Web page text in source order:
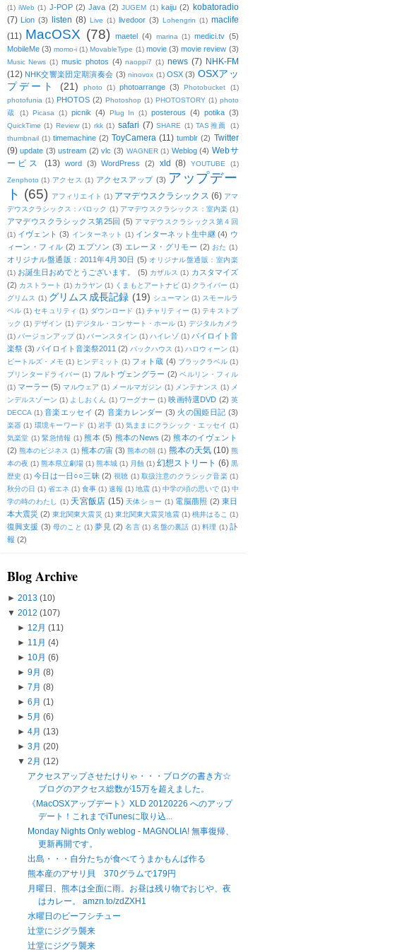
(1) iWeb (1) J-POP (2) Java (2) JUGEM (1) kaiju (2)
kobatoradio
(7) Lion (3) listen (8) Live (1) livedoor (3) Lohengrin (1) maclife
(11) MacOSX (78) maetel (4) marina (1) medici.tv (5)
MobileMe (3) momo-i (1) MovableType (1) movie (3) movie review (3)
Music News (1) music photos (4) naoppi7 (1) news (7) NHK-FM
(12) NHK交響楽団定期演奏会 (3) ninovox (1) OSX (3) OSXアッ
プデート
(21) photo (1) photoarrange (3) Photobucket
(1)
photofunia (1) PHOTOS (2) Photoshop (1) PHOTOSTORY (1) photo
蔵
(1) Picasa (1) picnik (4) Plug In (1) posterous (4) potika (3)
QuickTime (1) Review (1) rkk (1) safari (7) SHARE (1) TAS推薦
(1)
thumbnail (1) timemachine (2) ToyCamera (11) tumblr (2) Twitter
(9) update (3) ustream (2) vlc (3) WAGNER (1) Weblog (4) Webサ
ービス
(13) word (3) WordPress (2) xld (8) YOUTUBE (1)
Zenphoto (1) アクセス (1) アクセスアップ (3) アップデー
ト (65) アフィリエイト (1) アマデウスクラシックス (6) アマ
デウスクラシックス：バロック (1) アマデウスクラシックス：室内楽 (1)
アマデウスクラシックス第25回 (5) アマデウスクラシックス第４回
(1) イヴェント (3) インターネット (1) インターネット生中継 (4) ウ
ィーン・フィル (2) エプソン (3) エレーヌ・グリモー (2) おた (1)
オリジナル盤通販：2011年4月30日 (5) オリジナル盤通販：室内楽
(1) お誕生日おめでとうございます。 (5) カザルス (1) カスタマイズ
(2) カストラート (1) カラヤン (1) くまもとアートナビ (1) クライバー (1)
グリムス (1) グリムス成長記録 (19) シューマン (1) スモールラ
ベル (1) セキュリティ (1) ダウンロード (1) チャリティー (1) テキストブ
ック (1) デザイン (1) デジタル・コンサート・ホール (1) デジタルカメラ
(1) バージョンアップ (1) バーンスタイン (1) ハイレゾ (1) バイロイト音
楽祭 (3) バイロイト音楽祭2011 (2) バックハウス (1) ハロウィーン (1)
ビートルズ・メモ (1) ヒンデミット (1) フォト蔵 (4) ブラックラベル (1)
プリンタードライバー (1) フルトヴェングラー (2) ベルリン・フィル
(1) マーラー (5) マルウェア (1) メールマガジン (1) メンテナンス (1) メ
ンデルスゾーン (1) よしおくん (1) ワーグナー (1) 映画特選DVD (2) 英
DECCA (1) 音楽エッセイ (2) 音楽カレンダー (3) 火の国姫日記 (3)
楽器 (1) 環境キーワード (1) 岩手 (1) 気ままにクラシック・エッセイ (1)
気楽堂 (1) 緊急情報 (1) 熊本 (5) 熊本のNews (2) 熊本のイヴェント
(2) 熊本のビジネス (1) 熊本の宙 (3) 熊本の朝 (1) 熊本の天気 (10) 熊
本の夜 (1) 熊本県立劇場 (1) 熊本城 (1) 月蝕 (1) 幻想ストリート (6) 黒
歴史 (1) 今日は一日○○三昧 (2) 視聴 (1) 取扱注意のクラシック音楽 (1)
秋分の日 (1) 省エネ (1) 食事 (1) 速報 (1) 地震 (1) 中学の頃の思いで (1) 中
学の時のわたし
(1) 天宮飯店 (15) 天体ショー (1) 電脳萠照 (2) 東日
本大震災 (2) 東北関東大震災 (1) 東北関東大震災地震 (1) 桃井はるこ (1)
復興支援 (3) 母のこと (1) 夢見 (2) 名言 (1) 名盤の裏話 (1) 料理 (1) 訃
報 (2)
Blog Archive
► 2013 (10)
▼ 2012 (107)
► 12月 (11)
► 11月 (4)
► 10月 (6)
► 9月 (8)
► 7月 (8)
► 6月 (1)
► 5月 (6)
► 4月 (13)
► 3月 (20)
▼ 2月 (12)
アクセスアップさせたけりゃ・・・ブログの書き方☆
ブログのアクセス総数が15万を超えました。
《MacOSXアップデート》XLD 20120226 へのアップ
デート！これまでiTunesに取り込...
Monday Nights Only weblog - MAGNOLIA! 無事復帰、
更新再開です。
出島・・・自分たちが食べてうまかもんば作る
熊本産のアサリ貝 370グラムで179円
月曜日、熊本は全面に雨。お昼は残り物でおじや、夜
はカレー。 amzn.to/zdZXH1
水曜日のビーフシチュー
辻堂にジグラ襲来
辻堂にジグラ襲来